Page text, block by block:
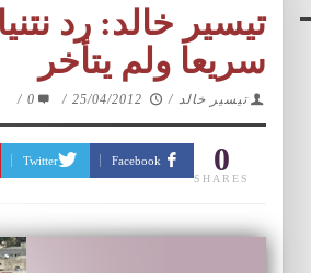
تيسير خالد: رد
سريعا ولم يتأخر
تيسير خالد /
25/04/2012
/
0
/
0
SHARES
Facebook
Twitter